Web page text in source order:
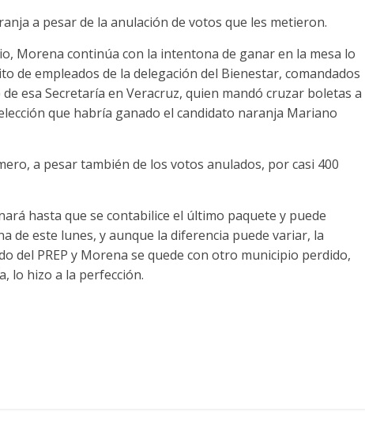
a pesar de la anulación de votos que les metieron.
Morena continúa con la intentona de ganar en la mesa lo
de empleados de la delegación del Bienestar, comandados
esa Secretaría en Veracruz, quien mandó cruzar boletas a
que habría ganado el candidato naranja Mariano
a pesar también de los votos anulados, por casi 400
hasta que se contabilice el último paquete y puede
de este lunes, y aunque la diferencia puede variar, la
del PREP y Morena se quede con otro municipio perdido,
lo hizo a la perfección.